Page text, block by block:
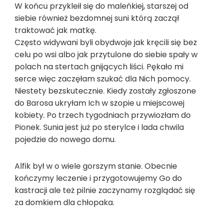
W końcu przykleił się do maleńkiej, starszej od
siebie również bezdomnej suni którą zaczął
traktować jak matkę.
Często widywani byli obydwoje jak kręcili się bez
celu po wsi albo jak przytulone do siebie spały w
polach na stertach gnijących liści. Pękało mi
serce więc zaczęłam szukać dla Nich pomocy.
Niestety bezskutecznie. Kiedy zostały zgłoszone
do Barosa ukryłam Ich w szopie u miejscowej
kobiety. Po trzech tygodniach przywiozłam do
Pionek. Sunia jest już po sterylce i lada chwila
pojedzie do nowego domu.
Alfik był w o wiele gorszym stanie. Obecnie
kończymy leczenie i przygotowujemy Go do
kastracji ale też pilnie zaczynamy rozglądać się
za domkiem dla chłopaka.